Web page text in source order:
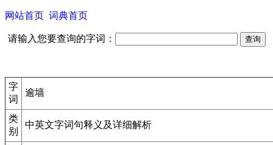
网站首页 词典首页
请输入您要查询的字词：
字
词
逾墙
类
别
中英文字词句释义及详细解析